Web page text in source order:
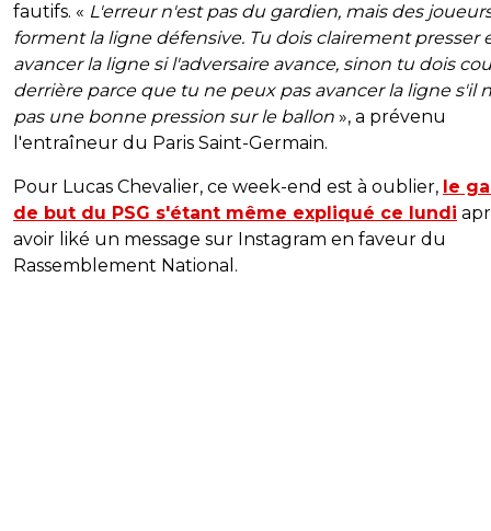
fautifs. « L'erreur n'est pas du gardien, mais des
forment la ligne défensive. Tu dois clairement presser
avancer la ligne si l'adversaire avance, sinon tu dois
derrière parce que tu ne peux pas avancer la ligne s'il
pas une bonne pression sur le ballon », a prévenu
l'entraîneur du Paris Saint-Germain.
Pour Lucas Chevalier, ce week-end est à oublier, le
de but du PSG s'étant même expliqué ce lundi
avoir liké un message sur Instagram en faveur du
Rassemblement National.